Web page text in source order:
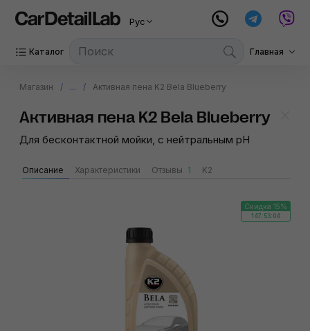
Рус
Каталог Главная
Магазин ... Активная пена K2 Bela Blueberry
Активная пена K2 Bela Blueberry
Для бесконтактной мойки, с нейтральным pH
Описание Характеристики Отзывы 1 K2
Скидка 15%
147:53:04